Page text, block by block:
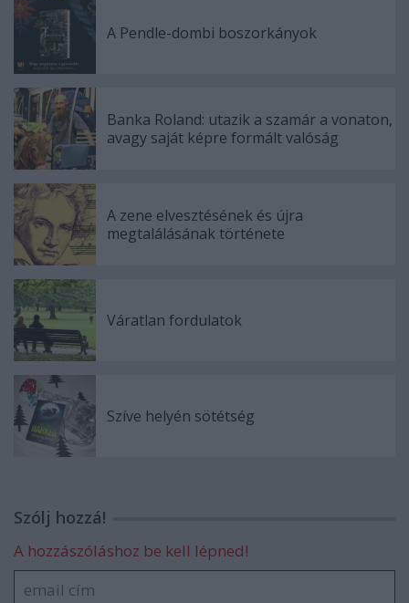
A Pendle-dombi boszorkányok
Banka Roland: utazik a szamár a vonaton,
avagy saját képre formált valóság
A zene elvesztésének és újra
megtalálásának története
Váratlan fordulatok
Szíve helyén sötétség
Szólj hozzá!
A hozzászóláshoz be kell lépned!